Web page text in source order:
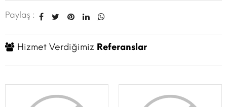
Paylaş :
Hizmet Verdiğimiz Referanslar